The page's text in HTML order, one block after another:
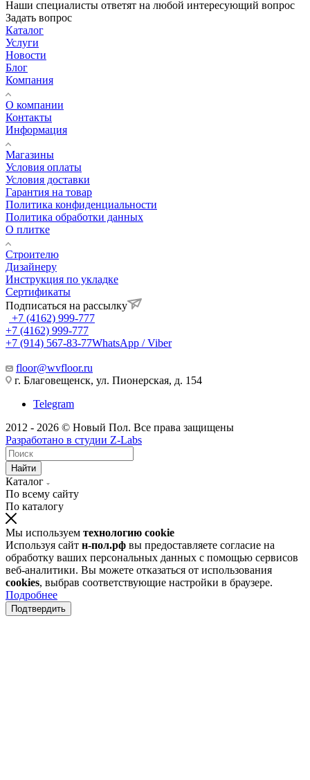
Наши специалисты ответят на любой интересующий вопрос
Задать вопрос
Каталог
Услуги
Новости
Блог
Компания
О компании
Контакты
Информация
Магазины
Условия оплаты
Условия доставки
Гарантия на товар
Политика конфиденциальности
Политика обработки данных
О плитке
Строителю
Дизайнеру
Инструкция по укладке
Сертификаты
Подписаться на рассылку
+7 (4162) 999-777
+7 (4162) 999-777
+7 (914) 567-83-77WhatsApp / Viber
floor@wvfloor.ru
г. Благовещенск, ул. Пионерская, д. 154
Telegram
2012 - 2026 © Новый Пол. Все права защищены
Разработано в студии Z-Labs
Найти
Каталог
По всему сайту
По каталогу
Мы используем технологию cookie
Используя сайт н-пол.рф вы предоставляете согласие на
обработку ваших персональных данных с помощью сервисов
веб-аналитики. Вы можете отказаться от использования
cookies, выбрав соответствующие настройки в браузере.
Подробнее
Подтвердить